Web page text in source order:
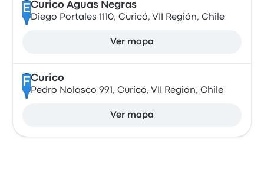
ECurico Aguas Negras
Diego Portales 1110, Curicó, VII Región, Chile
Ver mapa
FCurico
Pedro Nolasco 991, Curicó, VII Región, Chile
Ver mapa